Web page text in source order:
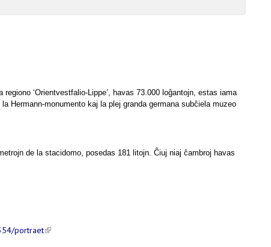
regiono ‘Orientvestfalio-Lippe’, havas 73.000 loĝantojn, estas iama
Hermann-monumento kaj la plej granda germana subĉiela muzeo
de la stacidomo, posedas 181 litojn. Ĉiuj niaj ĉambroj havas
portraet(link is external)